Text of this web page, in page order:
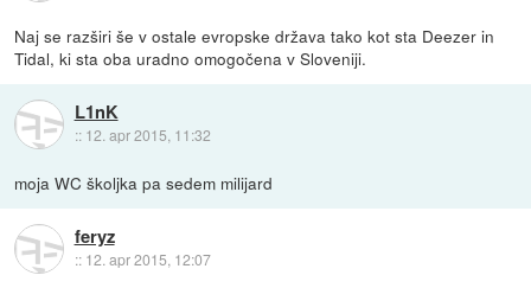
Naj se razširi še v ostale evropske država tako kot sta Deezer in
Tidal, ki sta oba uradno omogočena v Sloveniji.
L1nK
:: 12. apr 2015, 11:32
moja WC školjka pa sedem milijard
feryz
:: 12. apr 2015, 12:07